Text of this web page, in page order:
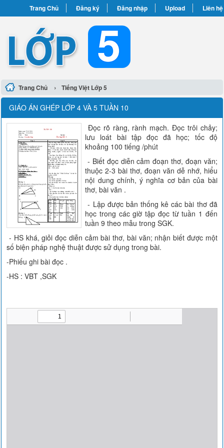
Trang Chủ Đăng ký Đăng nhập Upload Liên hệ
Trang Chủ › Tiếng Việt Lớp 5
GIÁO ÁN GHÉP LỚP 4 VÀ 5 TUẦN 10
Đọc rõ ràng, rành mạch. Đọc trôi chảy;
lưu loát bài tập đọc đã học; tốc độ
khoảng 100 tiếng /phút
- Biết đọc diễn cảm đoạn thơ, đoạn văn;
thuộc 2-3 bài thơ, đoạn văn dễ nhớ, hiểu
nội dung chính, ý nghĩa cơ bản của bài
thơ, bài văn .
- Lập được bản thống kê các bài thơ đã
học trong các giờ tập đọc từ tuần 1 đến
tuần 9 theo mẫu trong SGK.
- HS khá, giỏi đọc diễn cảm bài thơ, bài văn; nhận biết được một
số biện pháp nghệ thuật được sử dụng trong bài.
-Phiếu ghi bài đọc .
-HS : VBT ,SGK